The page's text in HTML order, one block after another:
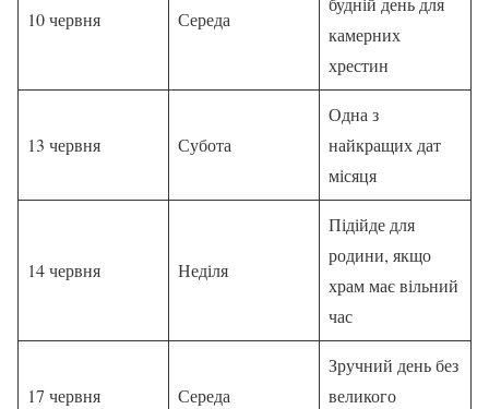
10 червня Середа
камерних
хрестин
13 червня Субота
Одна з
найкращих дат
місяця
14 червня Неділя
Підійде для
родини, якщо
храм має вільний
час
17 червня Середа
Зручний день без
великого